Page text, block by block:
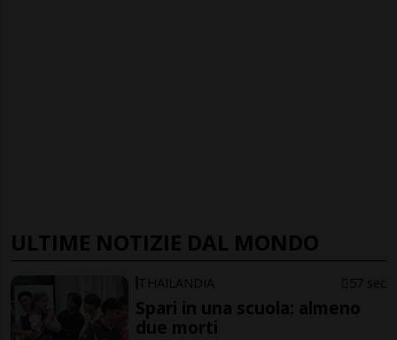
ULTIME NOTIZIE DAL MONDO
THAILANDIA 57 sec
Spari in una scuola: almeno
due morti